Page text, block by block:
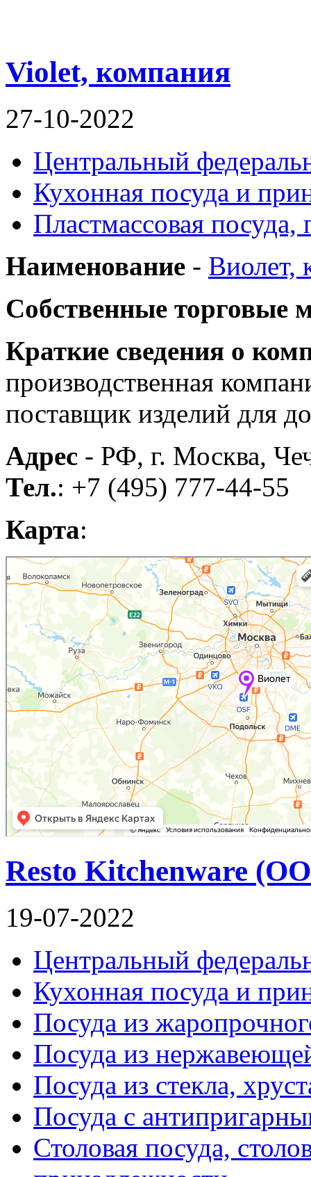
Violet, компания
27-10-2022
Центральный
Кухонная посуда и
Пластмассовая
Наименование - Виолет,
Собственные торговые
Краткие сведения о
производственная
поставщик изделий для
Адрес - РФ, г. Москва,
Тел.: +7 (495) 777-44-55
Карта:
Москва
Яндекс Карты — транспорт, навигация, поиск мест
Resto Kitchenware
19-07-2022
Центральный
Кухонная посуда и
Посуда из
Посуда из
Посуда из стекла,
Посуда с
Столовая посуда,